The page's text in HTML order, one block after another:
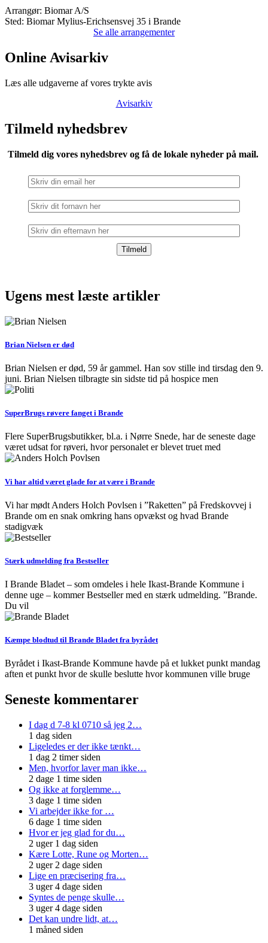
Arrangør: Biomar A/S
Sted: Biomar Mylius-Erichsensvej 35 i Brande
Se alle arrangementer
Online Avisarkiv
Læs alle udgaverne af vores trykte avis
Avisarkiv
Tilmeld nyhedsbrev
Tilmeld dig vores nyhedsbrev og få de lokale nyheder på mail.
Ugens mest læste artikler
Brian Nielsen er død
Brian Nielsen er død, 59 år gammel. Han sov stille ind tirsdag den 9.
juni. Brian Nielsen tilbragte sin sidste tid på hospice men
SuperBrugs røvere fanget i Brande
Flere SuperBrugsbutikker, bl.a. i Nørre Snede, har de seneste dage
været udsat for røveri, hvor personalet er blevet truet med
Vi har altid været glade for at være i Brande
Vi har mødt Anders Holch Povlsen i ”Raketten” på Fredskovvej i
Brande om en snak omkring hans opvækst og hvad Brande
stadigvæk
Stærk udmelding fra Bestseller
I Brande Bladet – som omdeles i hele Ikast-Brande Kommune i
denne uge – kommer Bestseller med en stærk udmelding. ”Brande.
Du vil
Kæmpe blodtud til Brande Bladet fra byrådet
Byrådet i Ikast-Brande Kommune havde på et lukket punkt mandag
aften et punkt hvor de skulle beslutte hvor kommunen ville bruge
Seneste kommentarer
I dag d 7-8 kl 0710 så jeg 2…
1 dag siden
Ligeledes er der ikke tænkt…
1 dag 2 timer siden
Men, hvorfor laver man ikke…
2 dage 1 time siden
Og ikke at forglemme…
3 dage 1 time siden
Vi arbejder ikke for …
6 dage 1 time siden
Hvor er jeg glad for du…
2 uger 1 dag siden
Kære Lotte, Rune og Morten…
2 uger 2 dage siden
Lige en præcisering fra…
3 uger 4 dage siden
Syntes de penge skulle…
3 uger 4 dage siden
Det kan undre lidt, at…
1 måned siden